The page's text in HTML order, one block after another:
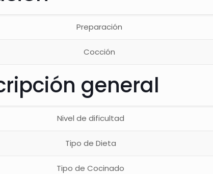
Preparación
Cocción
general
Nivel de dificultad
Tipo de Dieta
Tipo de Cocinado